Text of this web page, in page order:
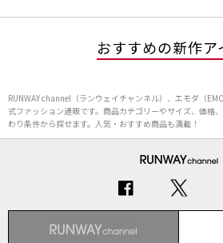
おすすめの新作ア
RUNWAY channel（ランウェイチャンネル）、エモダ（
式ファッション通販です。商品カテゴリーやサイズ、価格
わり条件から探せます。人気・おすすめ商品も満載！